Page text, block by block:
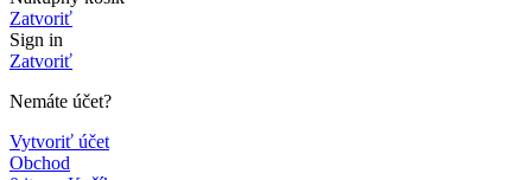
Zatvoriť
Sign in
Zatvoriť
Nemáte účet?
Vytvoriť účet
Obchod